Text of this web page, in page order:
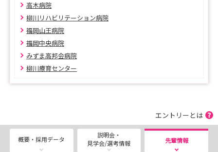
オンラインでの実施ですので、自宅や学校からの参加が可
能です♪
遠方にお住まいの方の参加も大歓迎です☺
その他、対面開催の施設見学会も受付しております。
見学会では「高木病院」「柳川リハビリテーション病院」
日程▸8月8日（土）・9月12日（土）
時間▸10：00～14：30
高木病院
柳川リハビリテーション病院
福岡山王病院
福岡中央病院
みずま高邦会病院
柳川療育センター
エントリーとは
概要・採用データ
説明会・
見学会/選考情報
先輩情報